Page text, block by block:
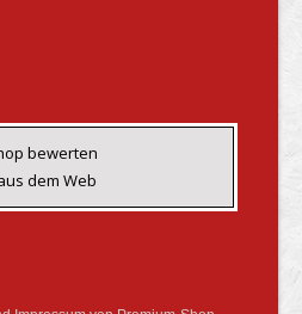
bewerten
dem Web